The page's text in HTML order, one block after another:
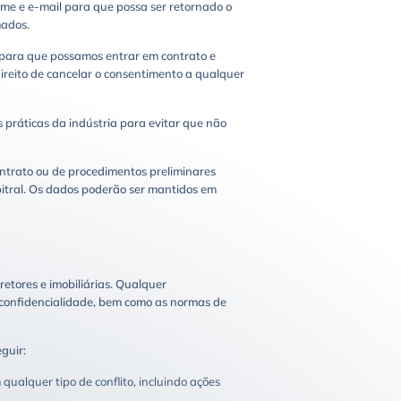
e e-mail para que possa ser retornado o
que possamos entrar em contrato e
de cancelar o consentimento a qualquer
práticas da indústria para evitar que não
ou de procedimentos preliminares
Os dados poderão ser mantidos em
e imobiliárias. Qualquer
bem como as normas de
tipo de conflito, incluindo ações